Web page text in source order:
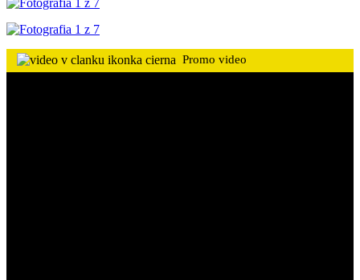
Promo video